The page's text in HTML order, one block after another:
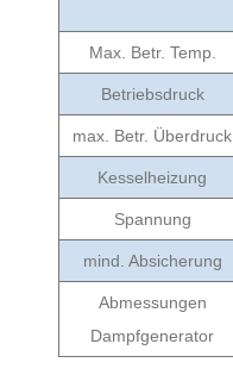
Max. Betr. Temp.
Betriebsdruck
max. Betr. Überdruck
Kesselheizung
Spannung
mind. Absicherung
Abmessungen
Dampfgenerator